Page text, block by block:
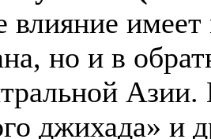
влияние
но и в
джихада» и